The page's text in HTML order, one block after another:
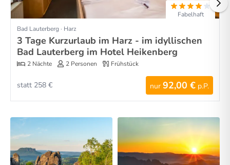
Fabelhaft
Bad Lauterberg · Harz
3 Tage Kurzurlaub im Harz - im idyllischen
Bad Lauterberg im Hotel Heikenberg
2 Nächte 2 Personen Frühstück
nur 92,00 € p.P.
statt 258 €